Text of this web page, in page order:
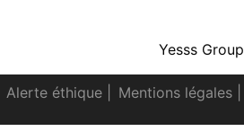
Yesss Group
Alerte éthique Mentions légales